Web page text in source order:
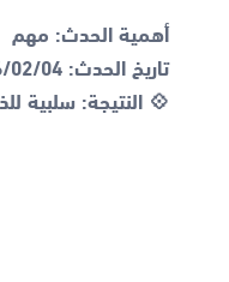
💠 النتيجة: سلبية